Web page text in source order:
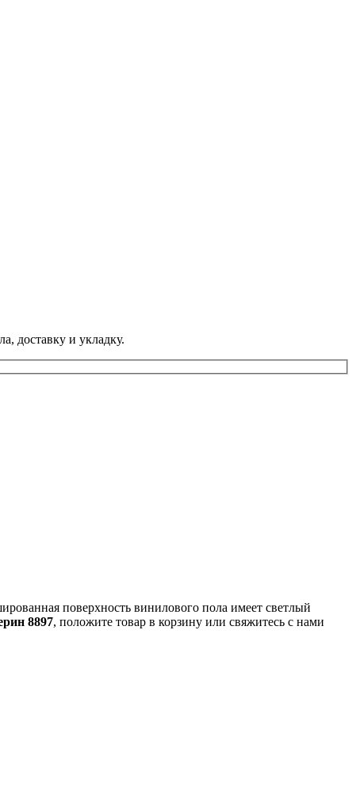
доставку и укладку.
поверхность винилового пола имеет светлый
8897, положите товар в корзину или свяжитесь с нами